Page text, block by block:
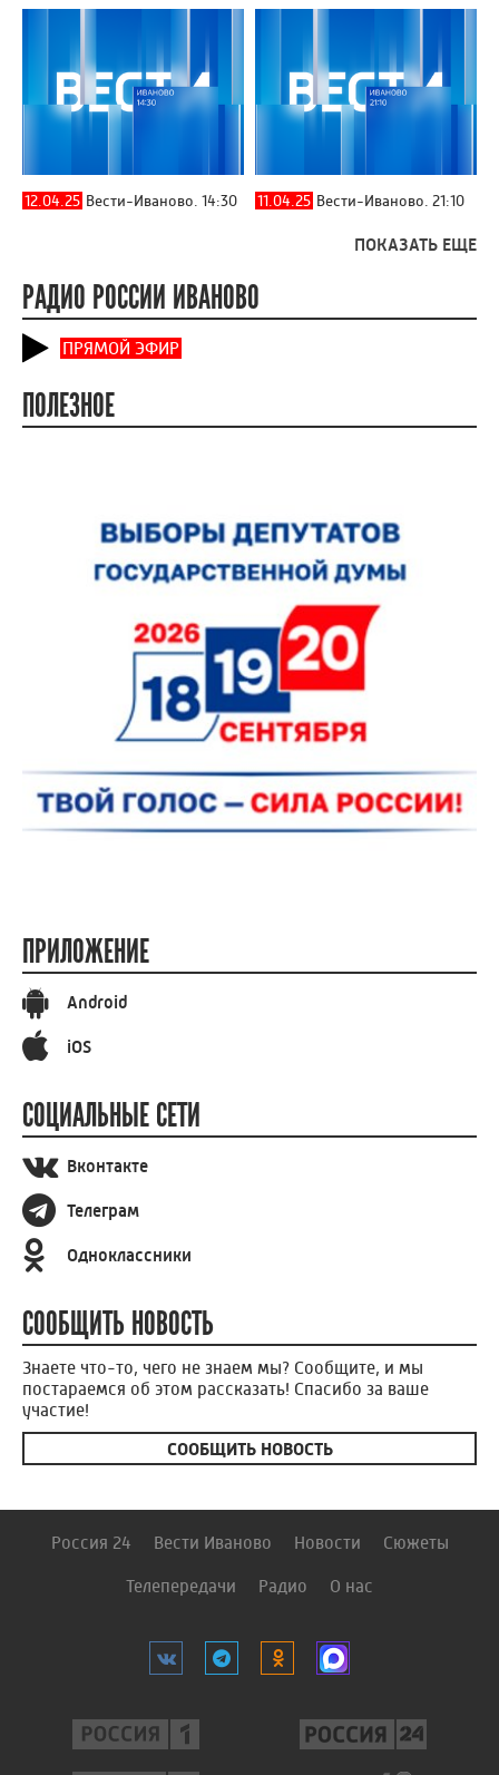
12.04.25 Вести-Иваново. 14:30 11.04.25 Вести-Иваново. 21:10
ПОКАЗАТЬ ЕЩЕ
РАДИО РОССИИ ИВАНОВО
ПРЯМОЙ ЭФИР
ПОЛЕЗНОЕ
ПРИЛОЖЕНИЕ
Android
iOS
СОЦИАЛЬНЫЕ СЕТИ
Вконтакте
Телеграм
Одноклассники
СООБЩИТЬ НОВОСТЬ
Знаете что-то, чего не знаем мы? Сообщите, и мы
постараемся об этом рассказать! Спасибо за ваше
участие!
СООБЩИТЬ НОВОСТЬ
Россия 24 Вести Иваново Новости Сюжеты
Телепередачи Радио О нас